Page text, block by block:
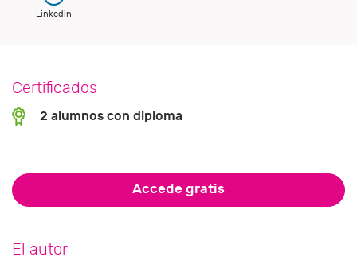
Linkedin
Certificados
2 alumnos con diploma
Accede gratis
El autor